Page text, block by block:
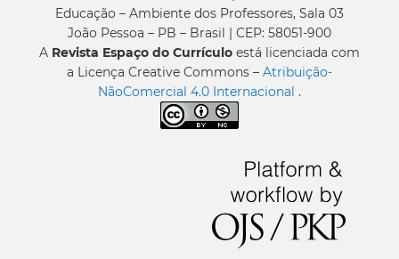
Educação – Ambiente dos Professores, Sala 03
João Pessoa – PB – Brasil | CEP: 58051-900
A Revista Espaço do Currículo está licenciada com
a Licença Creative Commons – Atribuição-
NãoComercial 4.0 Internacional .